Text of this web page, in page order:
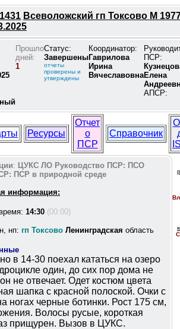
Всеволожский гп Токсово М
Прошло
дней:
1
Статус:
Завершены
отчеты
проверены и
утверждены
Координатор:
Гаврилова
Ирина
Вячеславовна
ПСР:
Елена
АПСР:
Ресурсы
Отчет
о
ПСР
Справочник
: ЦУКС ЛО Руководство ПСР: ПСО
ПСР в природной среде
информация:
время: 14:30 (00:00)
нп: гп Токсово Ленинградская область
в 14-30 поехал кататься на озеро
один, до сих пор дома не
не отвечает. Одет костюм цвета
шапка с красной полоской. Очки с
ногах черные ботинки. Рост 175 см,
Волосы русые, короткая
прищурен. Вызов в ЦУКС.